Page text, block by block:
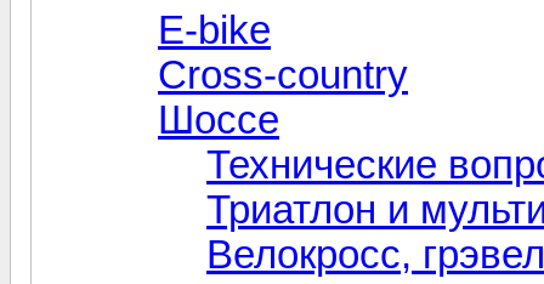
E-bike
Cross-сountry
Шоссе
Технические
Триатлон и
Велокросc,